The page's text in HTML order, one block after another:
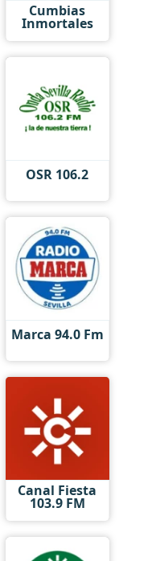
Cumbias
Inmortales
OSR 106.2
Marca 94.0 Fm
Canal Fiesta
103.9 FM